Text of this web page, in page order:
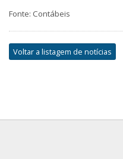
Fonte: Contábeis
Voltar a listagem de notícias